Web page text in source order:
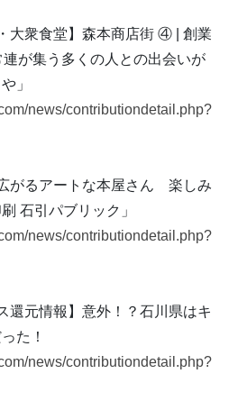
大衆食堂】森本商店街 ④ | 創業
が集う多くの人との出会いが
」
news/contributiondetail.php?
がるアートな本屋さん 楽しみ
石引パブリック」
news/contributiondetail.php?
還元情報】意外！？石川県はキ
た！
news/contributiondetail.php?